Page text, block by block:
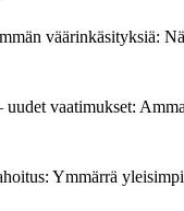
väärinkäsityksiä:
uudet vaatimukset:
Ymmärrä